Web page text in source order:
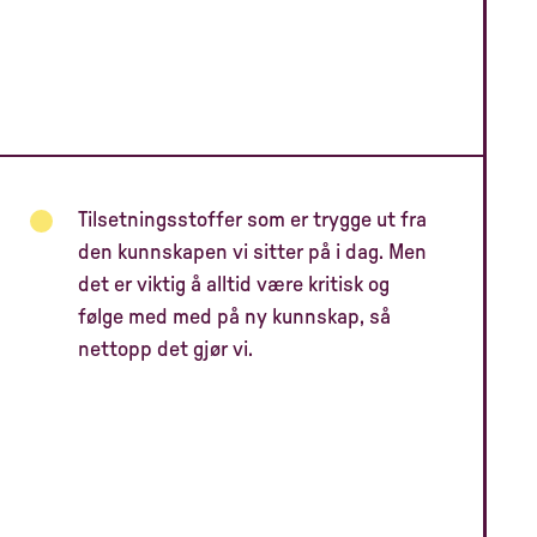
Tilsetningsstoffer som er trygge ut fra
den kunnskapen vi sitter på i dag. Men
det er viktig å alltid være kritisk og
følge med med på ny kunnskap, så
nettopp det gjør vi.